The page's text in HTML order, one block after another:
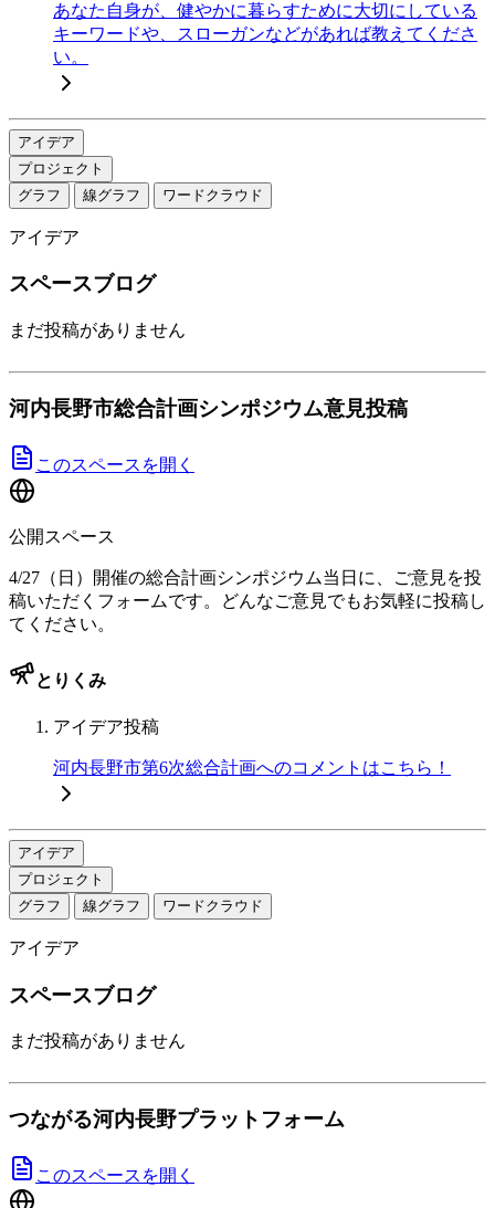
あなた自身が、健やかに暮らすために大切にしている
キーワードや、スローガンなどがあれば教えてくださ
い。
アイデア
プロジェクト
グラフ
線グラフ ワードクラウド
アイデア
スペースブログ
まだ投稿がありません
河内長野市総合計画シンポジウム意見投稿
このスペースを開く
公開スペース
4/27（日）開催の総合計画シンポジウム当日に、ご意見を投
稿いただくフォームです。どんなご意見でもお気軽に投稿し
てください。
とりくみ
アイデア投稿
河内長野市第6次総合計画へのコメントはこちら！
アイデア
プロジェクト
グラフ
線グラフ ワードクラウド
アイデア
スペースブログ
まだ投稿がありません
つながる河内長野プラットフォーム
このスペースを開く